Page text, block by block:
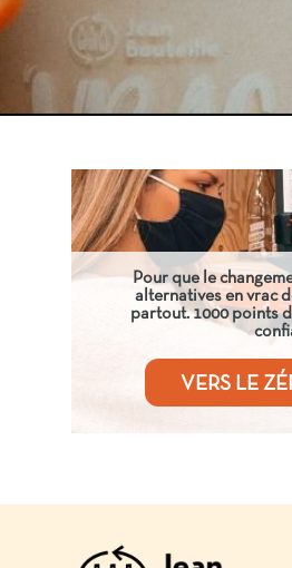
VERS LE
Pour que le
alternatives en vrac
partout. 1000 points